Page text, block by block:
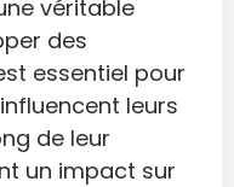
véritable
des
essentiel pour
leurs
de leur
un impact sur